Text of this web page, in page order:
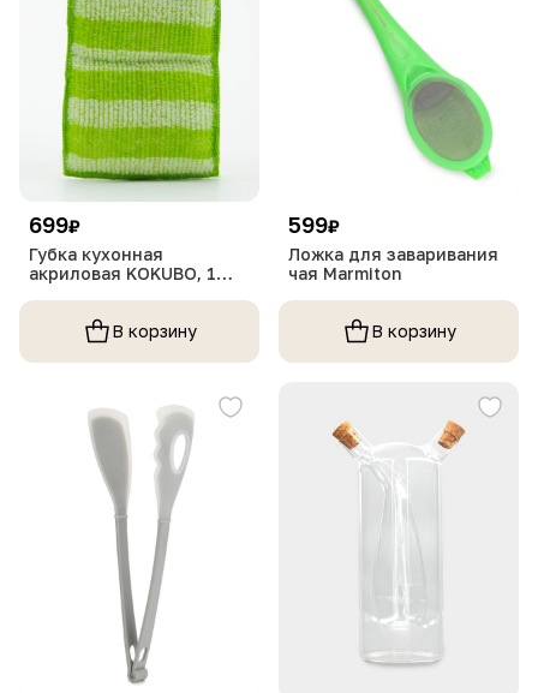
699₽
Губка кухонная
акриловая KOKUBO, 1
В корзину
599₽
Ложка для заваривания
чая Marmiton
В корзину